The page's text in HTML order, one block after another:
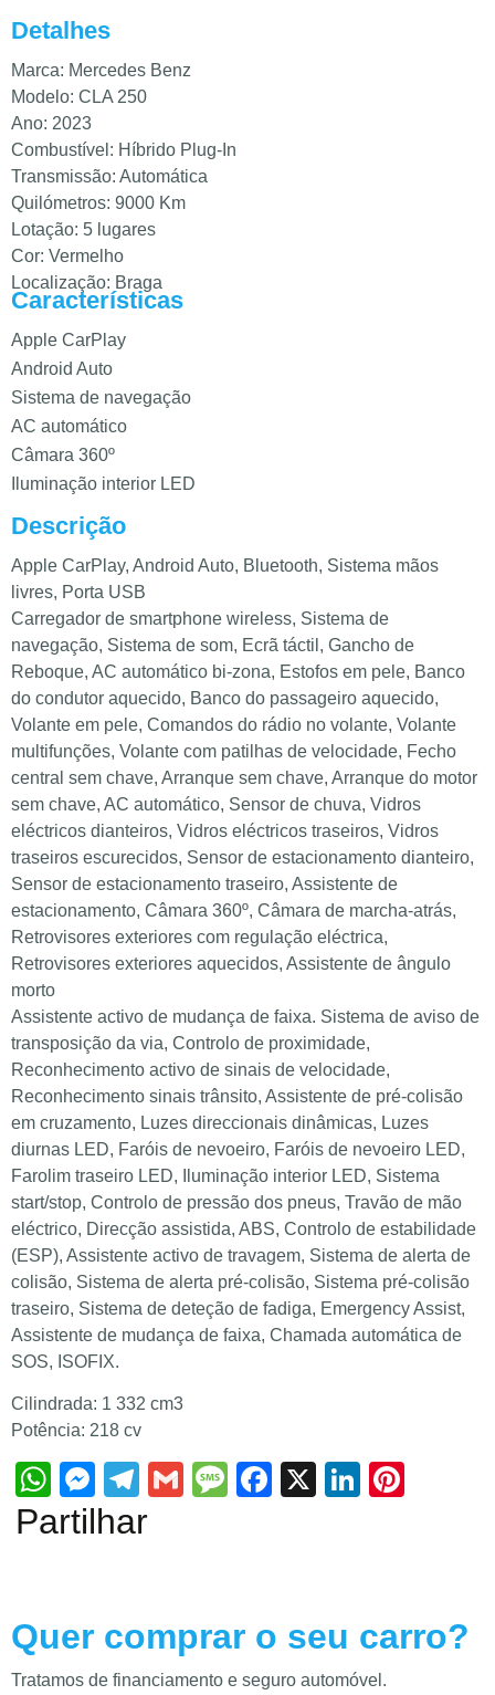
Detalhes
Marca: Mercedes Benz
Modelo: CLA 250
Ano: 2023
Combustível: Híbrido Plug-In
Transmissão: Automática
Quilómetros: 9000 Km
Lotação: 5 lugares
Cor: Vermelho
Localização: Braga
Características
Apple CarPlay
Android Auto
Sistema de navegação
AC automático
Câmara 360º
Iluminação interior LED
Descrição
Apple CarPlay, Android Auto, Bluetooth, Sistema mãos
livres, Porta USB
Carregador de smartphone wireless, Sistema de
navegação, Sistema de som, Ecrã táctil, Gancho de
Reboque, AC automático bi-zona, Estofos em pele, Banco
do condutor aquecido, Banco do passageiro aquecido,
Volante em pele, Comandos do rádio no volante, Volante
multifunções, Volante com patilhas de velocidade, Fecho
central sem chave, Arranque sem chave, Arranque do motor
sem chave, AC automático, Sensor de chuva, Vidros
eléctricos dianteiros, Vidros eléctricos traseiros, Vidros
traseiros escurecidos, Sensor de estacionamento dianteiro,
Sensor de estacionamento traseiro, Assistente de
estacionamento, Câmara 360º, Câmara de marcha-atrás,
Retrovisores exteriores com regulação eléctrica,
Retrovisores exteriores aquecidos, Assistente de ângulo
morto
Assistente activo de mudança de faixa. Sistema de aviso de
transposição da via, Controlo de proximidade,
Reconhecimento activo de sinais de velocidade,
Reconhecimento sinais trânsito, Assistente de pré-colisão
em cruzamento, Luzes direccionais dinâmicas, Luzes
diurnas LED, Faróis de nevoeiro, Faróis de nevoeiro LED,
Farolim traseiro LED, Iluminação interior LED, Sistema
start/stop, Controlo de pressão dos pneus, Travão de mão
eléctrico, Direcção assistida, ABS, Controlo de estabilidade
(ESP), Assistente activo de travagem, Sistema de alerta de
colisão, Sistema de alerta pré-colisão, Sistema pré-colisão
traseiro, Sistema de deteção de fadiga, Emergency Assist,
Assistente de mudança de faixa, Chamada automática de
SOS, ISOFIX.
Cilindrada: 1 332 cm3
Potência: 218 cv
WhatsApp
Messenger
Telegram
GmailMessage
Facebook
X LinkedIn
Partilhar
Quer comprar o seu carro?
Tratamos de financiamento e seguro automóvel.